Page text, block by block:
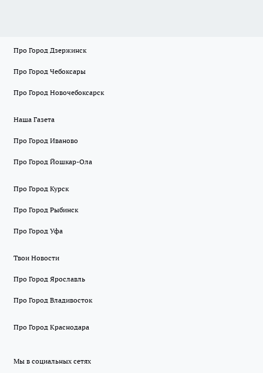
Про Город Дзержинск
Про Город Чебоксары
Про Город Новочебоксарск
Наша Газета
Про Город Иваново
Про Город Йошкар-Ола
Про Город Курск
Про Город Рыбинск
Про Город Уфа
Твои Новости
Про Город Ярославль
Про Город Владивосток
Про Город Краснодара
Мы в социальных сетях